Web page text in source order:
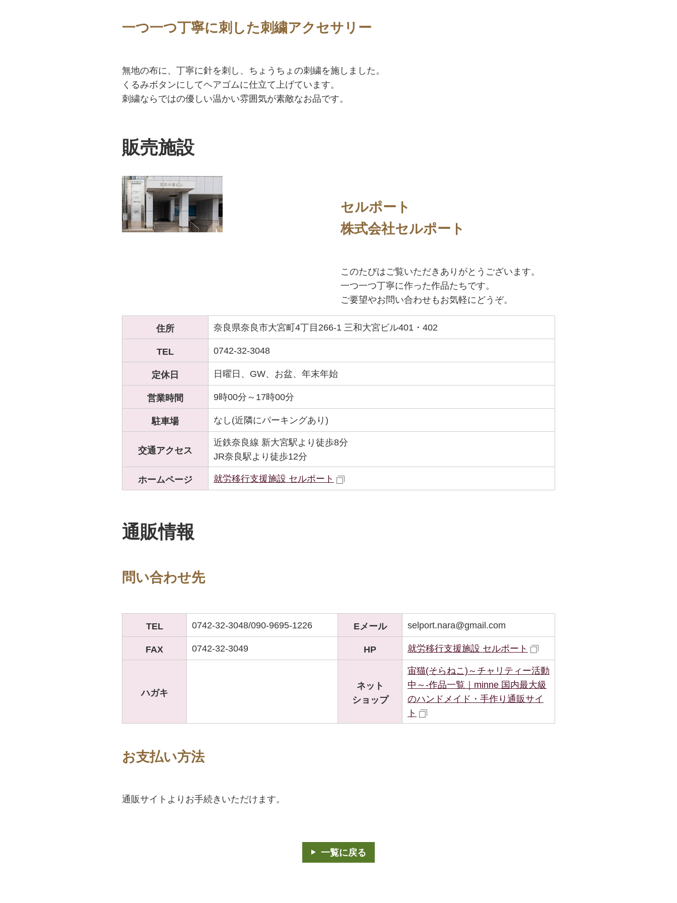
一つ一つ丁寧に刺した刺繍アクセサリー
無地の布に、丁寧に針を刺し、ちょうちょの刺繍を施しました。
くるみボタンにしてヘアゴムに仕立て上げています。
刺繍ならではの優しい温かい雰囲気が素敵なお品です。
販売施設
セルポート
株式会社セルポート
このたびはご覧いただきありがとうございます。
一つ一つ丁寧に作った作品たちです。
ご要望やお問い合わせもお気軽にどうぞ。
住所 奈良県奈良市大宮町4丁目266-1 三和大宮ビル401・402
TEL 0742-32-3048
定休日 日曜日、GW、お盆、年末年始
営業時間 9時00分～17時00分
駐車場 なし(近隣にパーキングあり)
交通アクセス
近鉄奈良線 新大宮駅より徒歩8分
JR奈良駅より徒歩12分
ホームページ 就労移行支援施設 セルポート
通販情報
問い合わせ先
TEL 0742-32-3048/090-9695-1226 Eメール selport.nara@gmail.com
FAX 0742-32-3049 HP 就労移行支援施設 セルポート
ハガキ
ネット
ショップ
宙猫(そらねこ)～チャリティー活動
中～-作品一覧｜minne 国内最大級
のハンドメイド・手作り通販サイ
ト
お支払い方法
通販サイトよりお手続きいただけます。
一覧に戻る